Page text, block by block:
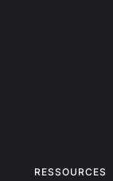
RESSOURCES